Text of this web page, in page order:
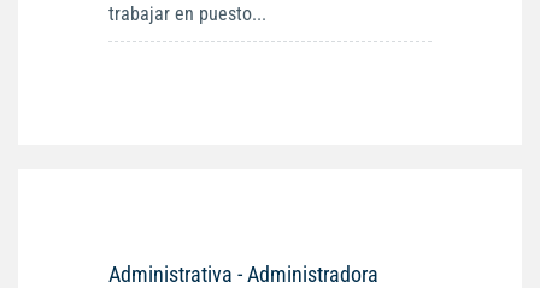
trabajar en puesto...
Administrativa - Administradora